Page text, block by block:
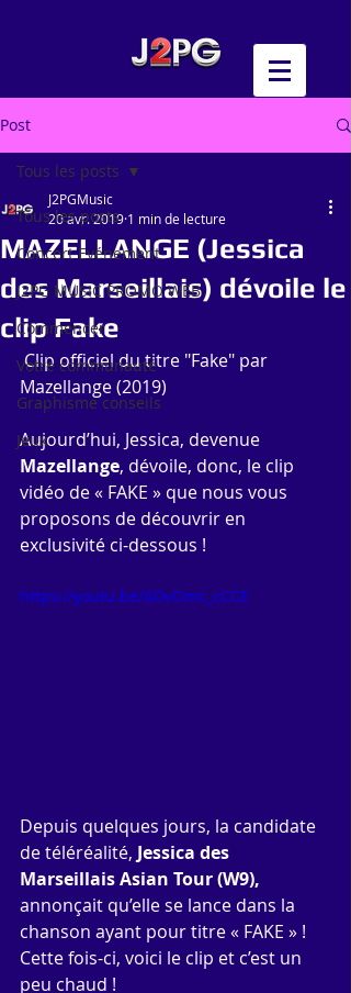
Post
Tous les posts
Concert Evénement
J2PG MUSIC PROMO WEB
Commencer
Votre communauté
Graphisme conseils
Jeux
Tous les posts
MAZELLANGE (Jessica
des Marseillais) dévoile le
clip Fake
J2PGMusic
20 avr. 2019 1 min de lecture
Clip officiel du titre "Fake" par
Mazellange (2019)
Aujourd’hui, Jessica, devenue
Mazellange, dévoile, donc, le clip
vidéo de « FAKE » que nous vous
proposons de découvrir en
exclusivité ci-dessous !
https://youtu.be/ADvOmc_cCCE
Depuis quelques jours, la candidate
de téléréalité, Jessica des
Marseillais Asian Tour (W9),
annonçait qu’elle se lance dans la
chanson ayant pour titre « FAKE » !
Cette fois-ci, voici le clip et c’est un
peu chaud !